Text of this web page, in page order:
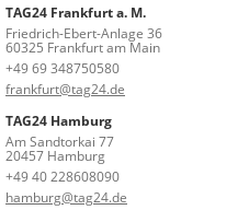
TAG24 Frankfurt a. M.
Friedrich-Ebert-Anlage 36
60325 Frankfurt am Main
+49 69 348750580
frankfurt@tag24.de
TAG24 Hamburg
Am Sandtorkai 77
20457 Hamburg
+49 40 228608090
hamburg@tag24.de